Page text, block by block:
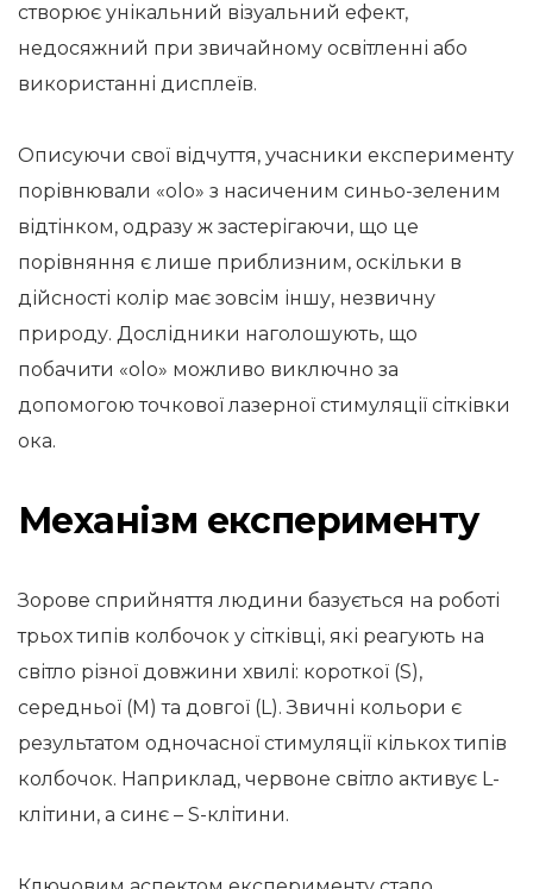
створює унікальний візуальний ефект,
недосяжний при звичайному освітленні або
використанні дисплеїв.
Описуючи свої відчуття, учасники експерименту
порівнювали «olo» з насиченим синьо-зеленим
відтінком, одразу ж застерігаючи, що це
порівняння є лише приблизним, оскільки в
дійсності колір має зовсім іншу, незвичну
природу. Дослідники наголошують, що
побачити «olo» можливо виключно за
допомогою точкової лазерної стимуляції сітківки
ока.
Механізм експерименту
Зорове сприйняття людини базується на роботі
трьох типів колбочок у сітківці, які реагують на
світло різної довжини хвилі: короткої (S),
середньої (M) та довгої (L). Звичні кольори є
результатом одночасної стимуляції кількох типів
колбочок. Наприклад, червоне світло активує L-
клітини, а синє – S-клітини.